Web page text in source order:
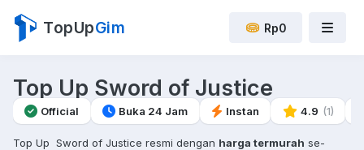
TopUpGim Rp0
Top Up Sword of Justice
Official Buka 24 Jam Instan 4.9 (1)
Top Up Sword of Justice resmi dengan harga termurah se-